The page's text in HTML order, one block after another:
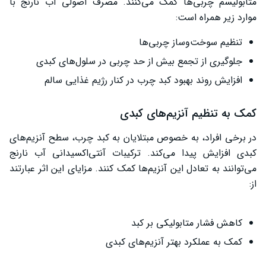
موارد زیر همراه است:
تنظیم سوخت‌وساز چربی‌ها
جلوگیری از تجمع بیش از حد چربی در سلول‌های کبدی
افزایش روند بهبود کبد چرب در کنار رژیم غذایی سالم
کمک به تنظیم آنزیم‌های کبدی
در برخی افراد، به خصوص مبتلایان به کبد چرب، سطح آنزیم‌های
کبدی افزایش پیدا می‌کند. ترکیبات آنتی‌اکسیدانی آب نارنج
می‌توانند به تعادل این آنزیم‌ها کمک کنند. مزایای این اثر عبارتند
از:
کاهش فشار متابولیکی بر کبد
کمک به عملکرد بهتر آنزیم‌های کبدی